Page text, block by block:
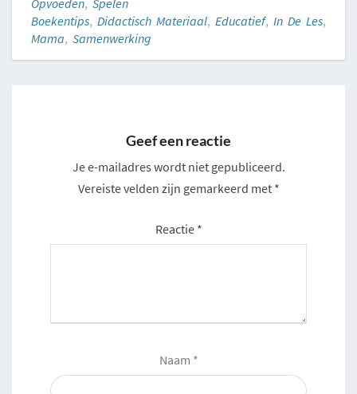
Boekentips, Didactisch Materiaal, Educatief, In De Les,
Mama, Samenwerking
Geef een reactie
Je e-mailadres wordt niet gepubliceerd.
Vereiste velden zijn gemarkeerd met *
Reactie *
Naam *